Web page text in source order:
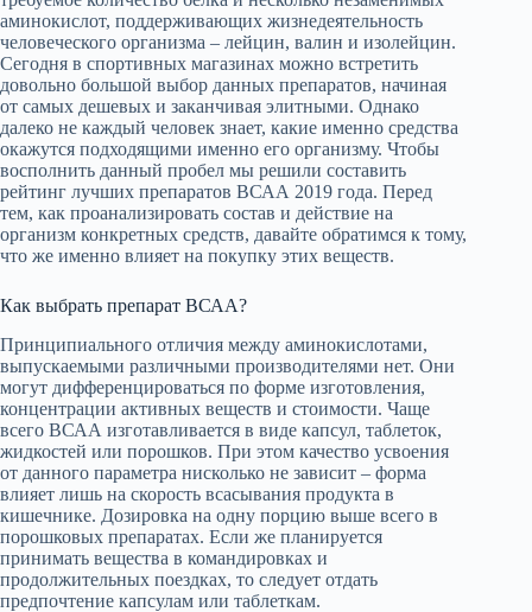
аминокислот, поддерживающих жизнедеятельность
человеческого организма – лейцин, валин и изолейцин.
Сегодня в спортивных магазинах можно встретить
довольно большой выбор данных препаратов, начиная
от самых дешевых и заканчивая элитными. Однако
далеко не каждый человек знает, какие именно средства
окажутся подходящими именно его организму. Чтобы
восполнить данный пробел мы решили составить
рейтинг лучших препаратов ВСАА 2019 года. Перед
тем, как проанализировать состав и действие на
организм конкретных средств, давайте обратимся к тому,
что же именно влияет на покупку этих веществ.
Как выбрать препарат ВСАА?
Принципиального отличия между аминокислотами,
выпускаемыми различными производителями нет. Они
могут дифференцироваться по форме изготовления,
концентрации активных веществ и стоимости. Чаще
всего ВСАА изготавливается в виде капсул, таблеток,
жидкостей или порошков. При этом качество усвоения
от данного параметра нисколько не зависит – форма
влияет лишь на скорость всасывания продукта в
кишечнике. Дозировка на одну порцию выше всего в
порошковых препаратах. Если же планируется
принимать вещества в командировках и
продолжительных поездках, то следует отдать
предпочтение капсулам или таблеткам.